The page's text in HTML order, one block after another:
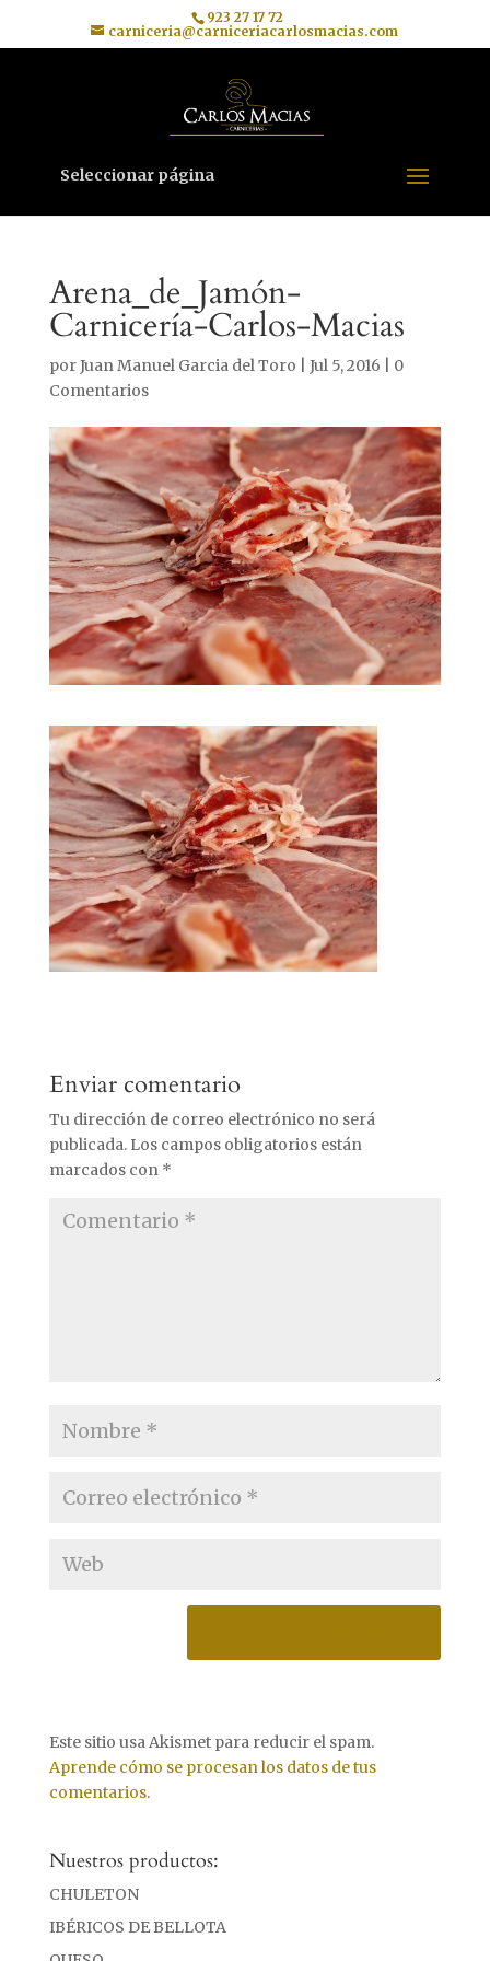
923 27 17 72
carniceria@carniceriacarlosmacias.com
Seleccionar página
Arena_de_Jamón-
Carnicería-Carlos-Macias
porJuan Manuel Garcia del Toro Jul 5, 2016
0
Comentarios
Enviar comentario
Tu dirección de correo electrónico no será
publicada. Los campos obligatorios están
marcados con *
Este sitio usa Akismet para reducir el spam.
Aprende cómo se procesan los datos de tus
comentarios.
Nuestros productos:
CHULETON
IBÉRICOS DE BELLOTA